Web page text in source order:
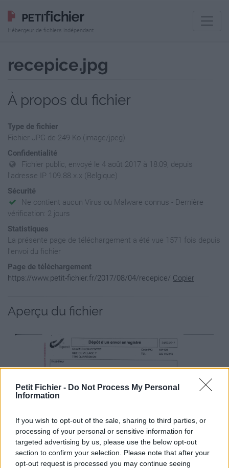
Petit Fichier - Do Not Process My Personal
Information
If you wish to opt-out of the sale, sharing to third parties, or
processing of your personal or sensitive information for
targeted advertising by us, please use the below opt-out
section to confirm your selection. Please note that after your
opt-out request is processed you may continue seeing
Hébergeur de fichiers indépendant
recepice.jpg
À propos du fichier
Type de fichier
Fichier JPG de 249 Ko (image/jpeg)
Confidentialité
Fichier public, envoyé le 4 août 2017 à 18:09, depuis
l'adresse IP 109.88.x.x (Belgique)
Sécurité
Ne contient aucun Virus ou Malware connus - Dernière
vérification: 2 jours
Statistiques
La présente page de téléchargement a été vue 1571 fois depuis
l'envoi du fichier
Page de téléchargement
https://www.petit-fichier.fr/2017/08/04/recepice/ Copier
Aperçu du fichier